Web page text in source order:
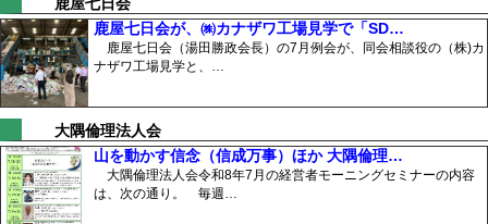
鹿屋七日会が、㈱カナザワ工場見学で「SD…
鹿屋七日会（湯田勝政会長）の7月例会が、同会相談役の（株)カ
ナザワ工場見学と、…
大隅倫理法人会
山を動かす信念（信成万事）ほか 大隅倫理…
大隅倫理法人会令和8年7月の経営者モーニングセミナーの内容
は、次の通り。 毎週…